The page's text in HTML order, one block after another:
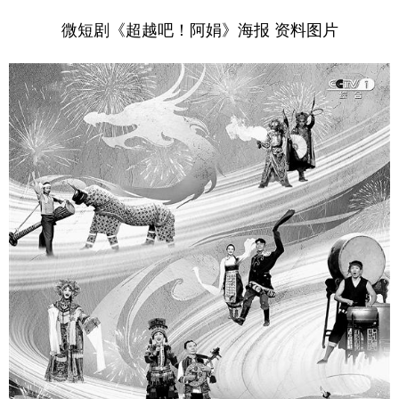
微短剧《超越吧！阿娟》海报 资料图片